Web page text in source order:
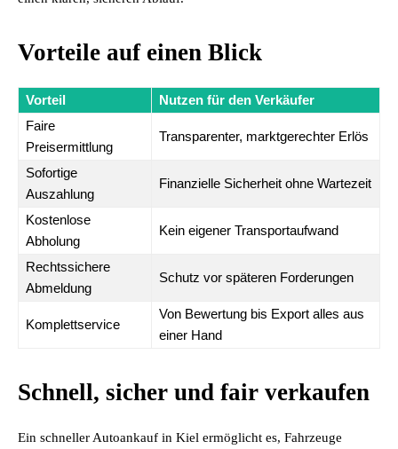
Vorteile auf einen Blick
Vorteil
Nutzen für den Verkäufer
Faire
Preisermittlung
Transparenter, marktgerechter Erlös
Sofortige
Auszahlung
Finanzielle Sicherheit ohne Wartezeit
Kostenlose
Abholung
Kein eigener Transportaufwand
Rechtssichere
Abmeldung
Schutz vor späteren Forderungen
Komplettservice
Von Bewertung bis Export alles aus
einer Hand
Schnell, sicher und fair verkaufen
Ein schneller Autoankauf in Kiel ermöglicht es, Fahrzeuge